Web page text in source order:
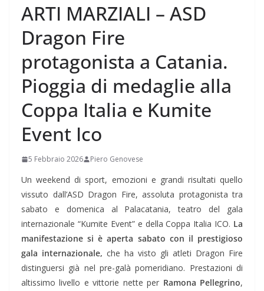
ARTI MARZIALI – ASD
Dragon Fire
protagonista a Catania.
Pioggia di medaglie alla
Coppa Italia e Kumite
Event Ico
5 Febbraio 2026 Piero Genovese
Un weekend di sport, emozioni e grandi risultati quello
vissuto dall’ASD Dragon Fire, assoluta protagonista tra
sabato e domenica al Palacatania, teatro del gala
internazionale “Kumite Event” e della Coppa Italia ICO. La
manifestazione si è aperta sabato con il prestigioso
gala internazionale, che ha visto gli atleti Dragon Fire
distinguersi già nel pre-galà pomeridiano. Prestazioni di
altissimo livello e vittorie nette per Ramona Pellegrino,